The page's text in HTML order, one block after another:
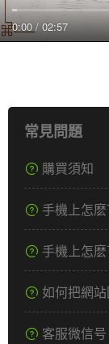
0:00/02:57
常見問題
購買須知
手機上怎麽
手機上怎麽
如何把網
客服微信